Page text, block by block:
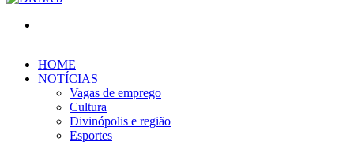
HOME
NOTÍCIAS
Vagas de emprego
Cultura
Divinópolis e região
Esportes